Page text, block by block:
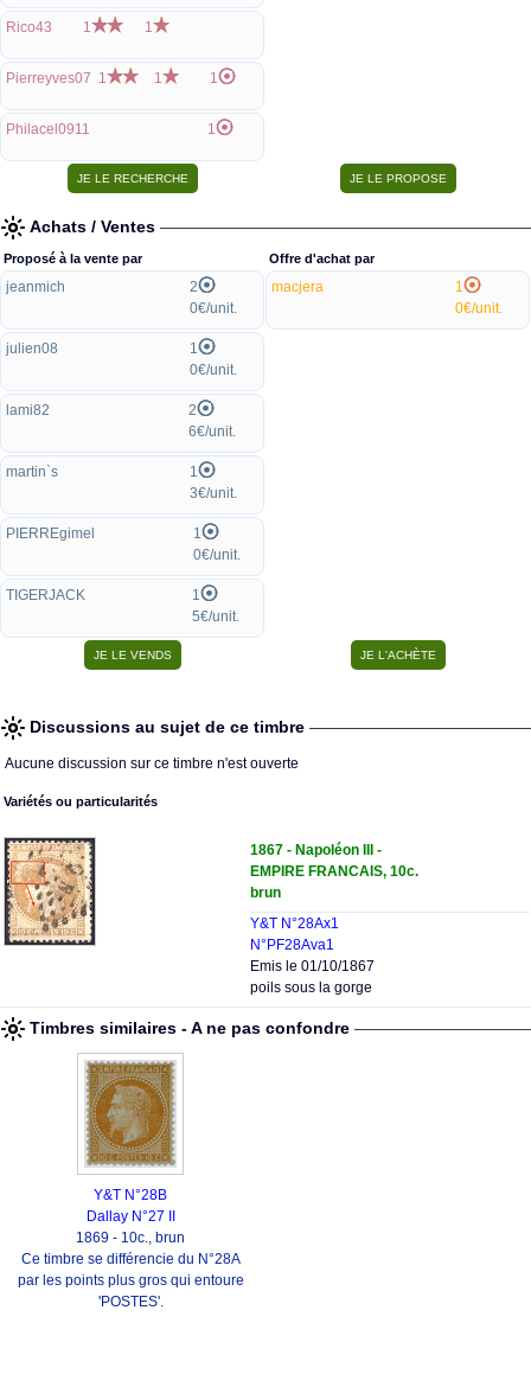
Rico43 1 1
Pierreyves07 1 1 1
Philacel0911 1
Achats / Ventes
Proposé à la vente par
jeanmich
2
0€/unit.
julien08
1
0€/unit.
lami82
2
6€/unit.
martin`s
1
3€/unit.
PIERREgimel
1
0€/unit.
TIGERJACK
1
5€/unit.
Offre d'achat par
macjera
1
0€/unit.
Discussions au sujet de ce timbre
Aucune discussion sur ce timbre n'est ouverte
Variétés ou particularités
1867 - Napoléon III -
EMPIRE FRANCAIS, 10c.
brun
Y&T N°28Ax1
N°PF28Ava1
Emis le 01/10/1867
poils sous la gorge
Timbres similaires - A ne pas confondre
Y&T N°28B
Dallay N°27 II
1869 - 10c., brun
Ce timbre se différencie du N°28A
par les points plus gros qui entoure
'POSTES'.